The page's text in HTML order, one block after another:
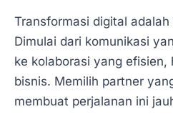
Transformasi digital
Dimulai dari komunikasi
ke kolaborasi yang efisien,
bisnis. Memilih partner
membuat perjalanan ini